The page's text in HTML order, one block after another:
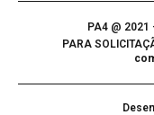
PA4 @
PARA